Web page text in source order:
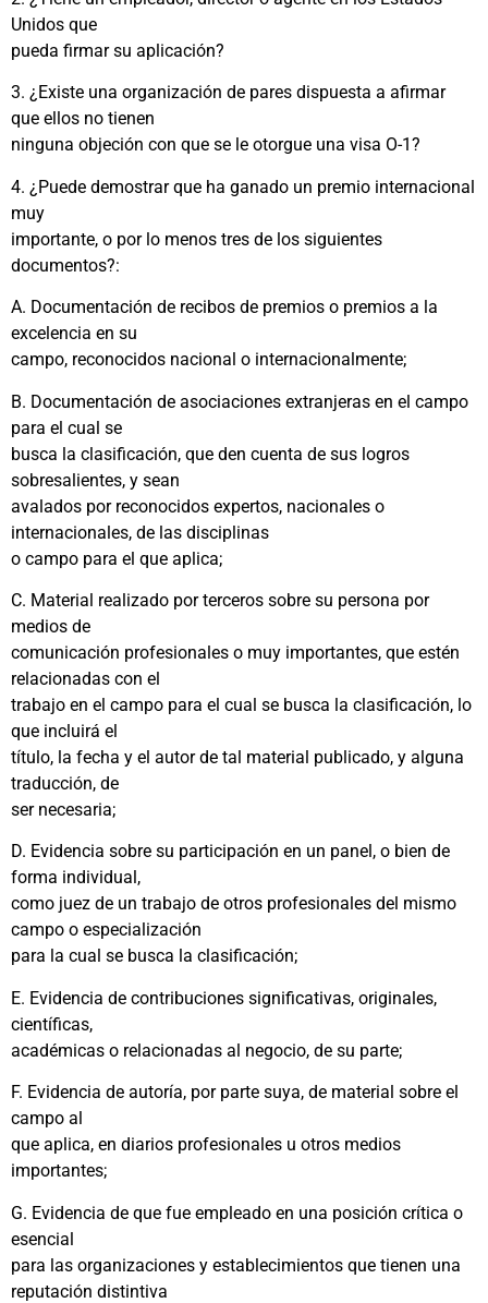
Unidos que
pueda firmar su aplicación?
3. ¿Existe una organización de pares dispuesta a afirmar
que ellos no tienen
ninguna objeción con que se le otorgue una visa O-1?
4. ¿Puede demostrar que ha ganado un premio internacional
muy
importante, o por lo menos tres de los siguientes
documentos?:
A. Documentación de recibos de premios o premios a la
excelencia en su
campo, reconocidos nacional o internacionalmente;
B. Documentación de asociaciones extranjeras en el campo
para el cual se
busca la clasificación, que den cuenta de sus logros
sobresalientes, y sean
avalados por reconocidos expertos, nacionales o
internacionales, de las disciplinas
o campo para el que aplica;
C. Material realizado por terceros sobre su persona por
medios de
comunicación profesionales o muy importantes, que estén
relacionadas con el
trabajo en el campo para el cual se busca la clasificación, lo
que incluirá el
título, la fecha y el autor de tal material publicado, y alguna
traducción, de
ser necesaria;
D. Evidencia sobre su participación en un panel, o bien de
forma individual,
como juez de un trabajo de otros profesionales del mismo
campo o especialización
para la cual se busca la clasificación;
E. Evidencia de contribuciones significativas, originales,
científicas,
académicas o relacionadas al negocio, de su parte;
F. Evidencia de autoría, por parte suya, de material sobre el
campo al
que aplica, en diarios profesionales u otros medios
importantes;
G. Evidencia de que fue empleado en una posición crítica o
esencial
para las organizaciones y establecimientos que tienen una
reputación distintiva